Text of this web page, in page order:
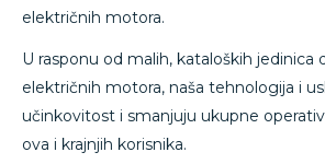
električnih motora.
U rasponu od malih, kataloških jedinica
električnih motora, naša tehnologija i
učinkovitost i smanjuju ukupne
ova i krajnjih korisnika.